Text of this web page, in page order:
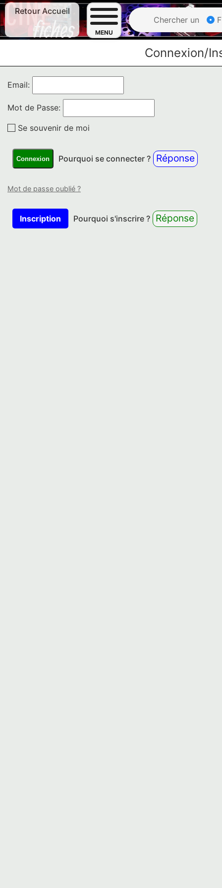
Retour Accueil
MENU
Chercher un
Connexion/
Email:
Mot de Passe:
Se souvenir de moi
Connexion Pourquoi se connecter ? Réponse
Mot de passe oublié ?
Inscription Pourquoi s'inscrire ? Réponse